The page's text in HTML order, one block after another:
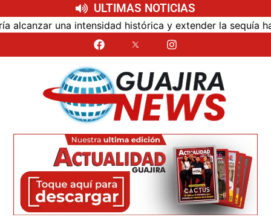
ULTIMAS NOTICIAS
una intensidad histórica y extender la sequía hasta